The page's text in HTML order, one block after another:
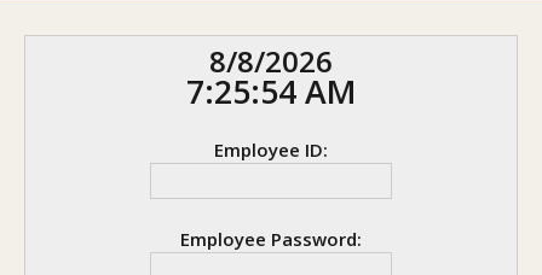
8/8/2026
7:25:54 AM
Employee ID:
Employee Password: